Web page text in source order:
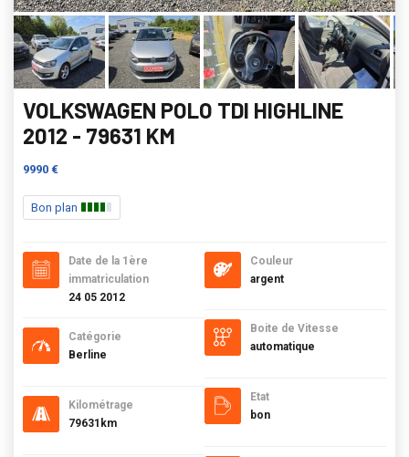
VOLKSWAGEN POLO TDI HIGHLINE
2012 - 79631 KM
9990 €
Bon plan
Date de la 1ère
immatriculation
24 05 2012
Catégorie
Berline
Kilométrage
79631km
Couleur
argent
Boite de Vitesse
automatique
Etat
bon